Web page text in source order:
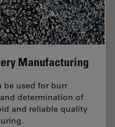
Manufacturing
be used for burr
determination of
and reliable quality